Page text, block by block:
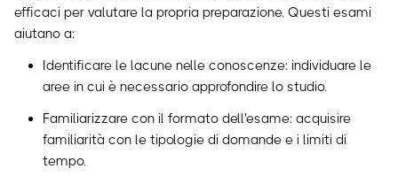
efficaci per valutare la propria preparazione. Questi esami
aiutano a:
Identificare le lacune nelle conoscenze: individuare le
aree in cui è necessario approfondire lo studio.
Familiarizzare con il formato dell'esame: acquisire
familiarità con le tipologie di domande e i limiti di
tempo.